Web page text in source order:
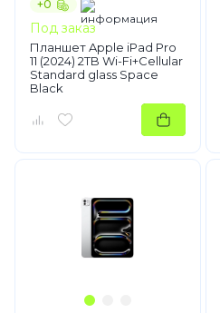
+0
Под заказ
Планшет Apple iPad Pro
11 (2024) 2TB Wi-Fi+Cellular
Standard glass Space
Black